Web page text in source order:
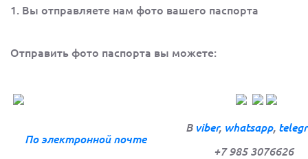
1. Вы отправляете нам фото вашего паспорта
Отправить фото паспорта вы можете:
По электроннойпочте
В viber, whatsapp,
+7 985 3076626